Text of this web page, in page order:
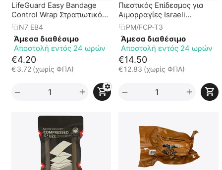
LifeGuard Easy Bandage
Control Wrap Στρατιωτικός
Πιεστικός Ελαστικός
Επίδεσμος
N7 EB4
Άμεσα διαθέσιμο
Αποστολή εντός 24 ωρών
€4.20
€ 3.72 (χωρίς ΦΠΑ)
+
−
Πιεστικός Επίδεσμος για
Αιμορραγίες Israeli
Emergency Bandage 4"
FCP-T3 || 10cm
PM/FCP-T3
Άμεσα διαθέσιμο
Αποστολή εντός 24 ωρών
€14.50
€12.83 (χωρίς ΦΠΑ)
+
−